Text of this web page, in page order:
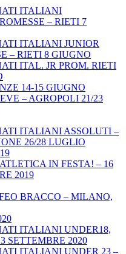
ITALIANI
– RIETI 7
ITALIANI JUNIOR
– RIETI 8 GIUGNO
ITAL. JR PROM. RIETI
14-15 GIUGNO
– AGROPOLI 21/23
ITALIANI ASSOLUTI –
26/28 LUGLIO
IN FESTA! – 16
2019
BRACCO – MILANO,
ITALIANI UNDER18,
SETTEMBRE 2020
ITALIANI UNDER 23 –